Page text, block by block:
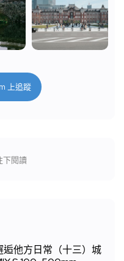
上追蹤
下閱讀
逅他方日常（十三）城